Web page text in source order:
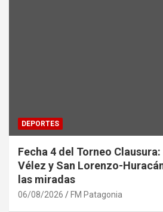
DEPORTES
Fecha 4 del Torneo
Vélez y San Lorenzo-
las miradas
06/08/2026 FM Patagonia